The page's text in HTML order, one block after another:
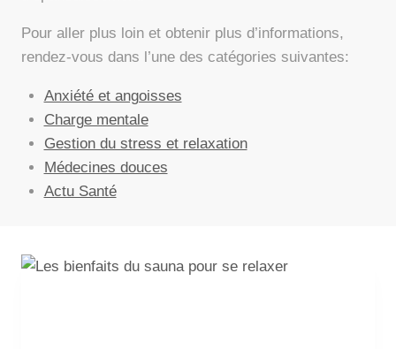
Pour aller plus loin et obtenir plus d’informations,
rendez-vous dans l’une des catégories suivantes:
Anxiété et angoisses
Charge mentale
Gestion du stress et relaxation
Médecines douces
Actu Santé